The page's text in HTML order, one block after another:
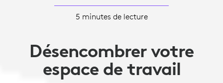
5 minutes de lecture
Désencombrer votre
espace de travail